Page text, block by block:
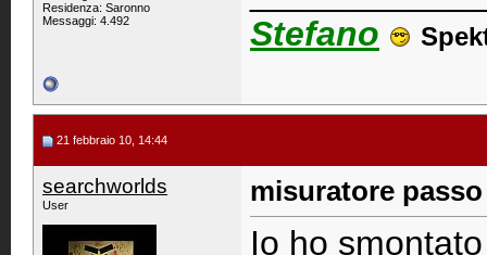
Residenza: Saronno
Messaggi: 4.492
Stefano
21 febbraio 10, 14:44
searchworlds
User misuratore
Io ho